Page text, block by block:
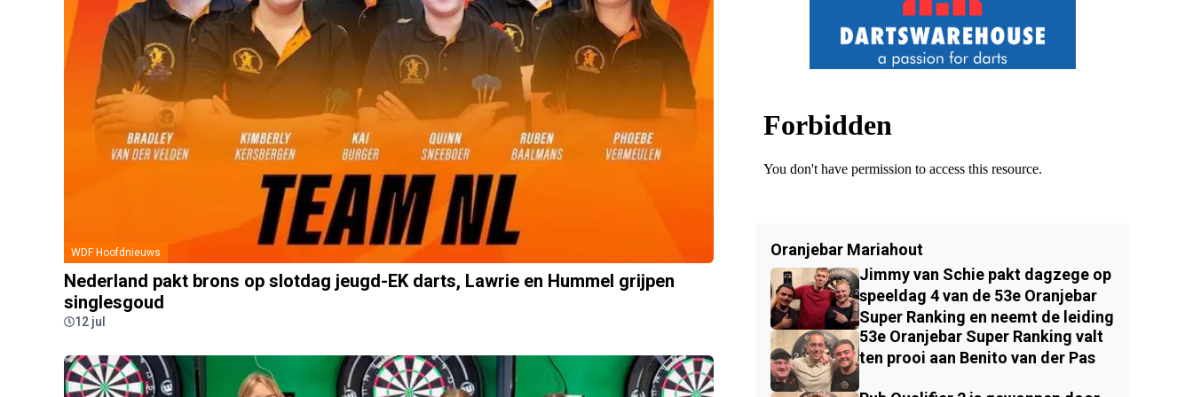
WDF Hoofdnieuws
Nederland pakt brons op slotdag jeugd-EK darts, Lawrie en Hummel grijpen
singlesgoud
12 jul
Oranjebar Mariahout
Jimmy van Schie pakt dagzege op
speeldag 4 van de 53e Oranjebar
Super Ranking en neemt de leiding
53e Oranjebar Super Ranking valt
ten prooi aan Benito van der Pas